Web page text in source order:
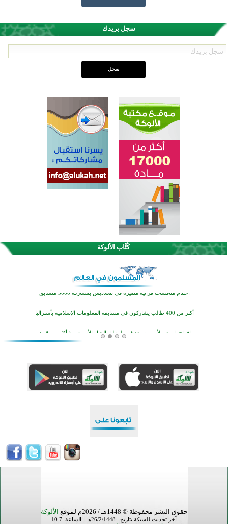
سجل بريدك
كُتَّاب الألوكة
القرآن والتربية في صدارة البرامج الصيفية للمسلمين في بينزا وساراتوف وموردوفيا هذا العام
اختتام الدورة التاسعة لمسابقة حفظ وتلاوة القرآن الكريم في أزناكاييف
اختتام منافسات قرآنية متميزة في بنغلاديش بمشاركة 3000 متسابق
أكثر من 400 طالب يشاركون في مسابقة المعلومات الإسلامية بأستراليا
افتتاح تاريخي لأول مسجد في بلييفليا بالجبل الأسود منذ أكثر من قرن
منطقة ريبوفسي تحتفل بميلاد مسجد جديد في أجواء إيمانية مميزة
القرآن والتربية في صدارة البرامج الصيفية للمسلمين في بينزا وساراتوف وموردوفيا هذا العام
حقوق النشر محفوظة © 1448هـ / 2026م لموقع الألوكة
آخر تحديث للشبكة بتاريخ : 26/2/1448هـ - الساعة: 10:7